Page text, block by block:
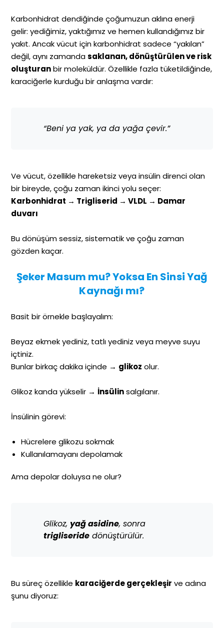
Karbonhidrat dendiğinde çoğumuzun aklına enerji
gelir: yediğimiz, yaktığımız ve hemen kullandığımız bir
yakıt. Ancak vücut için karbonhidrat sadece “yakılan”
değil, aynı zamandasaklanan, dönüştürülen ve risk
oluşturanbir moleküldür. Özellikle fazla tüketildiğinde,
karaciğerle kurduğu bir anlaşma vardır:
“Beni ya yak, ya da yağa çevir.”
Ve vücut, özellikle hareketsiz veya insülin direnci olan
bir bireyde, çoğu zaman ikinci yolu seçer:
Karbonhidrat → Trigliserid → VLDL → Damar
duvarı
Bu dönüşüm sessiz, sistematik ve çoğu zaman
gözden kaçar.
Şeker Masum mu? Yoksa En Sinsi Yağ
Kaynağı mı?
Basit bir örnekle başlayalım:
Beyaz ekmek yediniz, tatlı yediniz veya meyve suyu
içtiniz.
Bunlar birkaç dakika içinde → glikoz olur.
Glikoz kanda yükselir → İnsülinsalgılanır.
İnsülinin görevi:
Hücrelere glikozu sokmak
Kullanılamayanı depolamak
Ama depolar doluysa ne olur?
Glikoz,yağ asidine, sonra
trigliseride dönüştürülür.
Bu süreç özellikle karaciğerde gerçekleşir ve adına
şunu diyoruz: